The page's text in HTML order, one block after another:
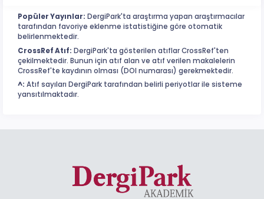
Popüler Yayınlar: DergiPark'ta araştırma yapan araştırmacılar
tarafından favoriye eklenme istatistiğine göre otomatik
belirlenmektedir.
CrossRef Atıf: DergiPark'ta gösterilen atıflar CrossRef'ten
çekilmektedir. Bunun için atıf alan ve atıf verilen makalelerin
CrossRef'te kaydının olması (DOI numarası) gerekmektedir.
^: Atıf sayıları DergiPark tarafından belirli periyotlar ile sisteme
yansıtılmaktadır.